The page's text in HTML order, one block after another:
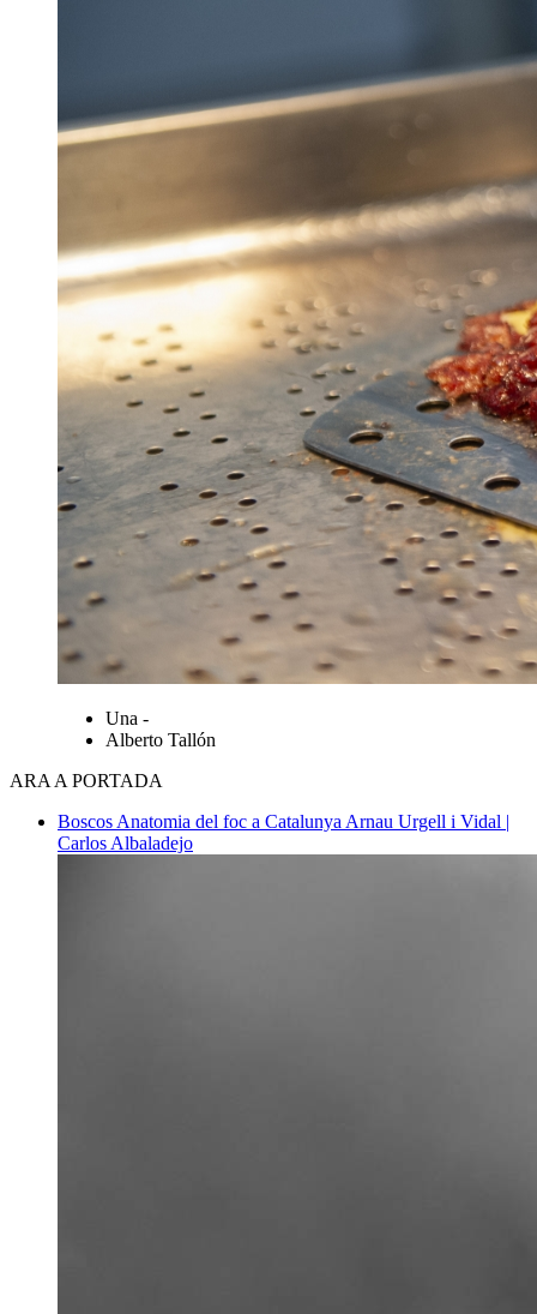
Una -
Alberto Tallón
ARA A PORTADA
Boscos Anatomia del foc a Catalunya Arnau Urgell i Vidal |
Carlos Albaladejo